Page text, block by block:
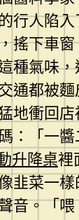
行人陷
搖下車
種氣味
通都被
地衝回
：「一
升降桌裡
韭菜一
音。「